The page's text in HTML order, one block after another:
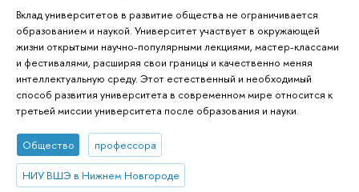
Вклад университетов в развитие общества не ограничивается
образованием и наукой. Университет участвует в окружающей
жизни открытыми научно-популярными лекциями, мастер-классами
и фестивалями, расширяя свои границы и качественно меняя
интеллектуальную среду. Этот естественный и необходимый
способ развития университета в современном мире относится к
третьей миссии университета после образования и науки.
Общество профессора
НИУ ВШЭ в Нижнем Новгороде